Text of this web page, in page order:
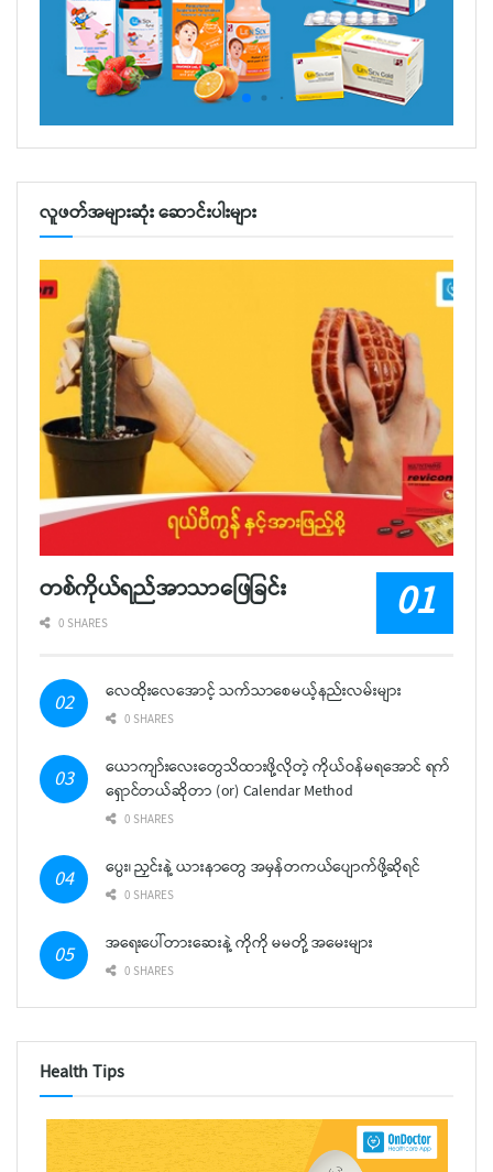
လူဖတ်အများဆုံး ဆောင်းပါးများ
တစ်ကိုယ်ရည်အာသာဖြေခြင်း
0 SHARES
လေထိုးလေအောင့် သက်သာစေမယ့်နည်းလမ်းများ
0 SHARES
ယောကျာ်းလေးတွေသိထားဖို့လိုတဲ့ ကိုယ်ဝန်မရအောင် ရက်
ရှောင်တယ်ဆိုတာ (or) Calendar Method
0 SHARES
ပွေး၊ ညှင်းနဲ့ ယားနာတွေ အမှန်တကယ်ပျောက်ဖို့ဆိုရင်
0 SHARES
အရေးပေါ်တားဆေးနဲ့ ကိုကို မမတို့ အမေးများ
0 SHARES
Health Tips